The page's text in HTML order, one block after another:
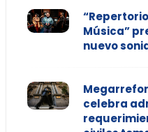
Música”
nuevo
celebra